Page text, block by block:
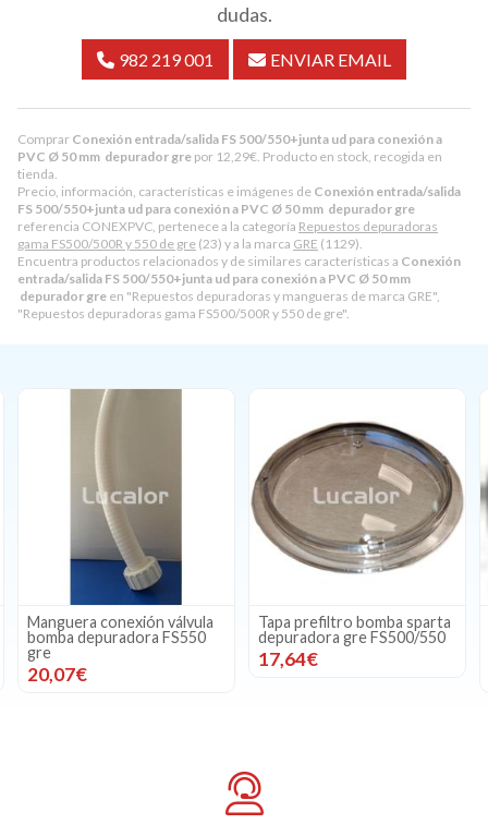
Comprar Conexión entrada/salida FS 500/550+junta ud para conexión a
PVC Ø 50 mm depurador gre por 12,29€ . Producto en stock, recogida en
tienda.
Precio, información, características e imágenes de Conexión entrada/salida
FS 500/550+junta ud para conexión a PVC Ø 50 mm depurador gre
referencia CONEXPVC, pertenece a la categoría Repuestos depuradoras
gama FS500/500R y 550 de gre (23) y a la marca GRE (1129).
Encuentra productos relacionados y de similares características a Conexión
entrada/salida FS 500/550+junta ud para conexión a PVC Ø 50 mm
depurador gre en "Repuestos depuradoras y mangueras de marca GRE",
"Repuestos depuradoras gama FS500/500R y 550 de gre".
dudas.
982 219 001 ENVIAR EMAIL
Manguera conexión válvula
bomba depuradora FS550
gre
20,07€
Tapa prefiltro bomba sparta
depuradora gre FS500/550
17,64€